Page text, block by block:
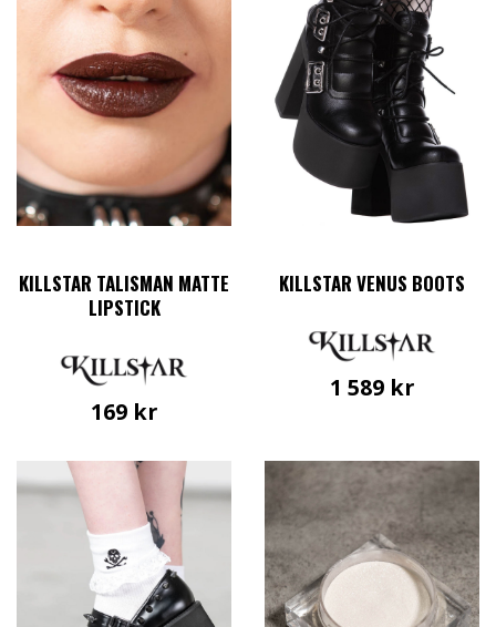
KILLSTAR TALISMAN MATTE
LIPSTICK
169 kr
KILLSTAR VENUS BOOTS
1 589 kr
produkten
har
flera
varianter.
De
olika
alternativen